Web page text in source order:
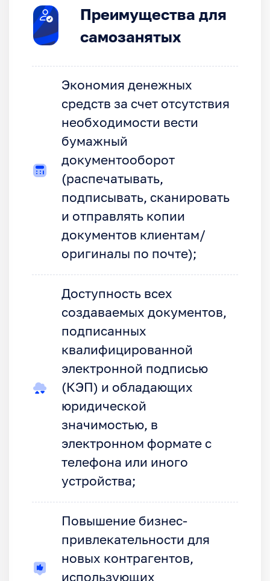
Преимущества для
самозанятых
Экономия денежных
средств за счет отсутствия
необходимости вести
бумажный
документооборот
(распечатывать,
подписывать, сканировать
и отправлять копии
документов клиентам/
оригиналы по почте);
Доступность всех
создаваемых документов,
подписанных
квалифицированной
электронной подписью
(КЭП) и обладающих
юридической
значимостью, в
электронном формате с
телефона или иного
устройства;
Повышение бизнес-
привлекательности для
новых контрагентов,
использующих